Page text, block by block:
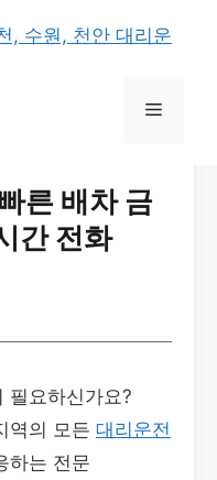
메
른 배차 금
간 전화
필요하신가요?
역의 모든 대리운전
하는 전문